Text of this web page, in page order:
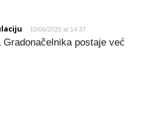
10/06/2020 at 14:37
postaje već